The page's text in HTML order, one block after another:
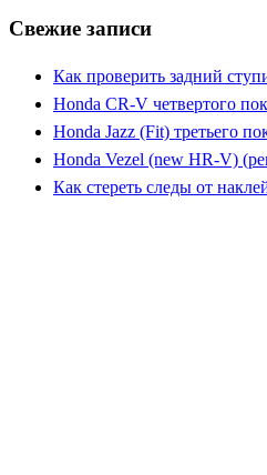
Свежие записи
Как проверить задний
Honda CR-V четвертого
Honda Jazz (Fit) третьего
Honda Vezel (new HR-V)
Как стереть следы от